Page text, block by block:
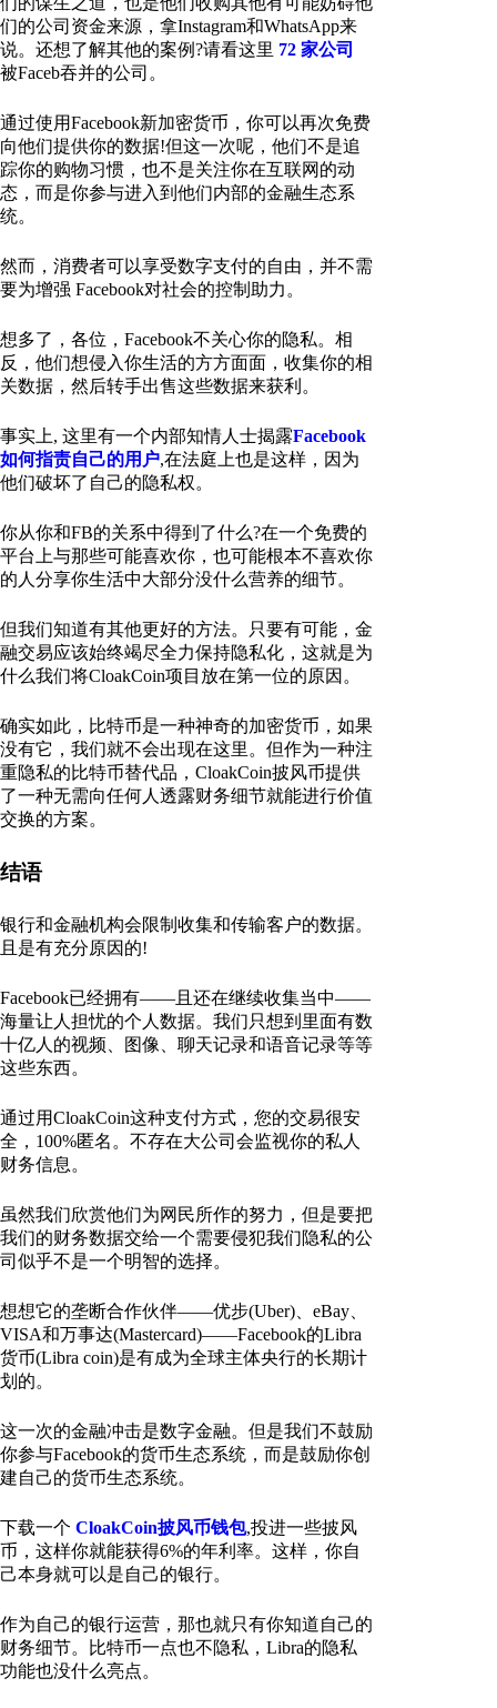
们的公司资金来源，拿Instagram和WhatsApp来
说。还想了解其他的案例?请看这里 72 家公司
被Faceb吞并的公司。
通过使用Facebook新加密货币，你可以再次免费
向他们提供你的数据!但这一次呢，他们不是追
踪你的购物习惯，也不是关注你在互联网的动
态，而是你参与进入到他们内部的金融生态系
统。
然而，消费者可以享受数字支付的自由，并不需
要为增强 Facebook对社会的控制助力。
想多了，各位，Facebook不关心你的隐私。相
反，他们想侵入你生活的方方面面，收集你的相
关数据，然后转手出售这些数据来获利。
事实上, 这里有一个内部知情人士揭露Facebook
如何指责自己的用户,在法庭上也是这样，因为
他们破坏了自己的隐私权。
你从你和FB的关系中得到了什么?在一个免费的
平台上与那些可能喜欢你，也可能根本不喜欢你
的人分享你生活中大部分没什么营养的细节。
但我们知道有其他更好的方法。只要有可能，金
融交易应该始终竭尽全力保持隐私化，这就是为
什么我们将CloakCoin项目放在第一位的原因。
确实如此，比特币是一种神奇的加密货币，如果
没有它，我们就不会出现在这里。但作为一种注
重隐私的比特币替代品，CloakCoin披风币提供
了一种无需向任何人透露财务细节就能进行价值
交换的方案。
结语
银行和金融机构会限制收集和传输客户的数据。
且是有充分原因的!
Facebook已经拥有——且还在继续收集当中——
海量让人担忧的个人数据。我们只想到里面有数
十亿人的视频、图像、聊天记录和语音记录等等
这些东西。
通过用CloakCoin这种支付方式，您的交易很安
全，100%匿名。不存在大公司会监视你的私人
财务信息。
虽然我们欣赏他们为网民所作的努力，但是要把
我们的财务数据交给一个需要侵犯我们隐私的公
司似乎不是一个明智的选择。
想想它的垄断合作伙伴——优步(Uber)、eBay、
VISA和万事达(Mastercard)——Facebook的Libra
货币(Libra coin)是有成为全球主体央行的长期计
划的。
这一次的金融冲击是数字金融。但是我们不鼓励
你参与Facebook的货币生态系统，而是鼓励你创
建自己的货币生态系统。
下载一个 CloakCoin披风币钱包,投进一些披风
币，这样你就能获得6%的年利率。这样，你自
己本身就可以是自己的银行。
作为自己的银行运营，那也就只有你知道自己的
财务细节。比特币一点也不隐私，Libra的隐私
功能也没什么亮点。